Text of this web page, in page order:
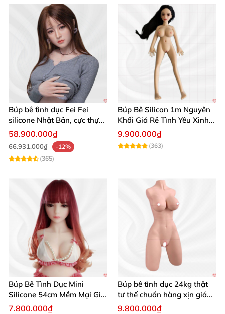
Búp bê tình dục Fei Fei
silicone Nhật Bản, cực thực,
giá tốt
58.900.000₫
66.931.000₫
-12%
(365)
Búp Bê Silicon 1m Nguyên
Khối Giá Rẻ Tình Yêu Xinh
Đẹp
9.900.000₫
(363)
Búp Bê Tình Dục Mini
Silicone 54cm Mềm Mại Giá
Tốt Tặng Quà
7.800.000₫
Búp bê tình dục 24kg thật
tư thế chuẩn hàng xịn giá
tốt
9.800.000₫